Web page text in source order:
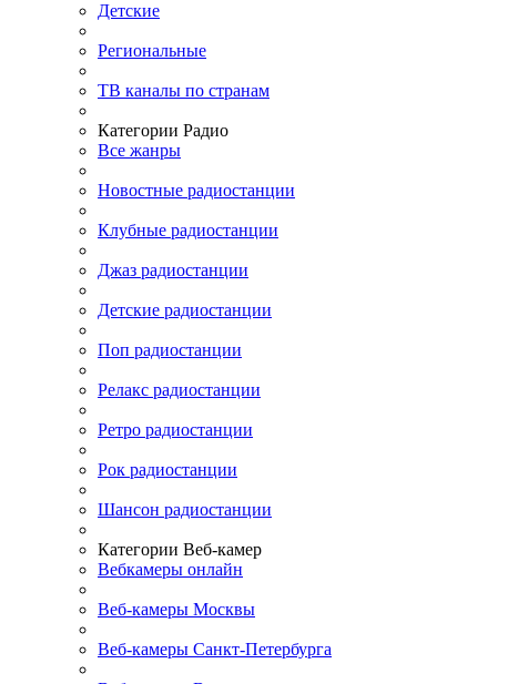
Детские
Региональные
ТВ каналы по странам
Категории Радио
Все жанры
Новостные радиостанции
Клубные радиостанции
Джаз радиостанции
Детские радиостанции
Поп радиостанции
Релакс радиостанции
Ретро радиостанции
Рок радиостанции
Шансон радиостанции
Категории Веб-камер
Вебкамеры онлайн
Веб-камеры Москвы
Веб-камеры Санкт-Петербурга